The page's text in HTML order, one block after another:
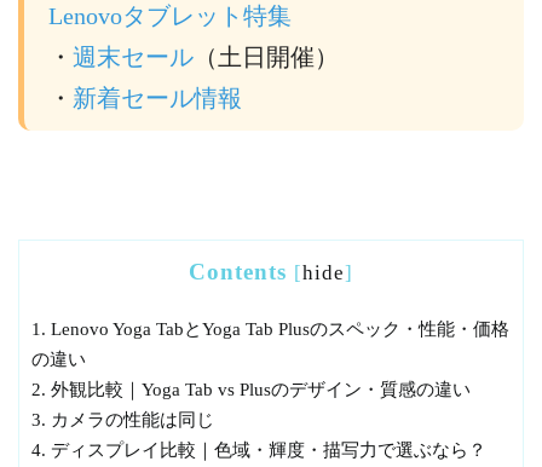
Lenovoタブレット特集
・ 週末セール （土日開催）
・ 新着セール情報
Contents [hide]
1. Lenovo Yoga TabとYoga Tab Plusのスペック・性能・価格
の違い
2. 外観比較｜Yoga Tab vs Plusのデザイン・質感の違い
3. カメラの性能は同じ
4. ディスプレイ比較｜色域・輝度・描写力で選ぶなら？